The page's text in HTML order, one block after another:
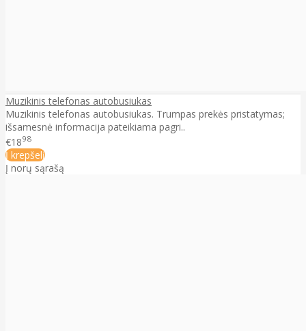
Muzikinis telefonas autobusiukas
Muzikinis telefonas autobusiukas. Trumpas prekės pristatymas;
išsamesnė informacija pateikiama pagri..
€1898
Į krepšelį
Į norų sąrašą